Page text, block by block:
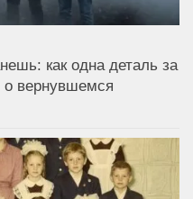
как одна деталь за
о вернувшемся